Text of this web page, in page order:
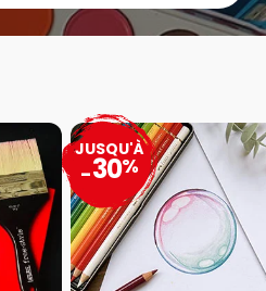
JUSQU'À
-30%